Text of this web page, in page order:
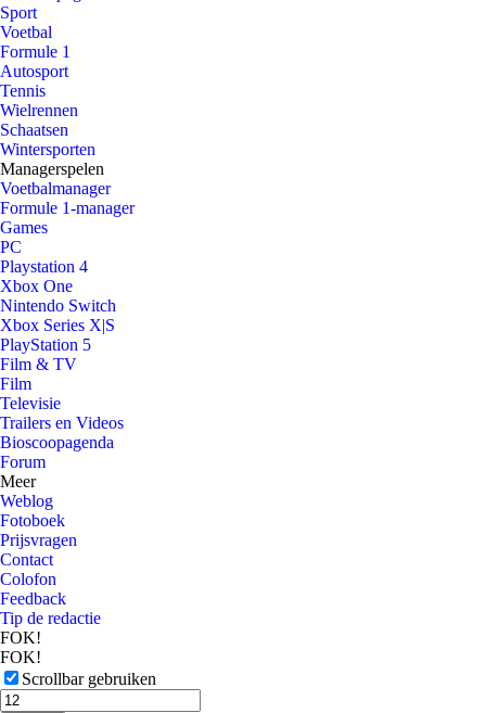
Sport
Voetbal
Formule 1
Autosport
Tennis
Wielrennen
Schaatsen
Wintersporten
Managerspelen
Voetbalmanager
Formule 1-manager
Games
PC
Playstation 4
Xbox One
Nintendo Switch
Xbox Series X|S
PlayStation 5
Film & TV
Film
Televisie
Trailers en Videos
Bioscoopagenda
Forum
Meer
Weblog
Fotoboek
Prijsvragen
Contact
Colofon
Feedback
Tip de redactie
FOK!
FOK!
Scrollbar gebruiken